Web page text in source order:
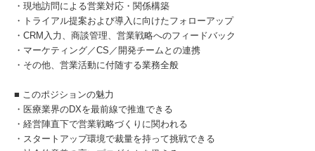
・現地訪問による営業対応・関係構築
・トライアル提案および導入に向けたフォローアップ
・CRM入力、商談管理、営業戦略へのフィードバック
・マーケティング／CS／開発チームとの連携
・その他、営業活動に付随する業務全般
■ このポジションの魅力
・医療業界のDXを最前線で推進できる
・経営陣直下で営業戦略づくりに関われる
・スタートアップ環境で裁量を持って挑戦できる